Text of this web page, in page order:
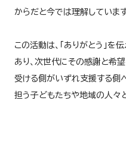
からだと今では理解しています
この活動は、「ありがとう」
あり、次世代にその感謝と希望
受ける側がいずれ支援する側
担う子どもたちや地域の人々